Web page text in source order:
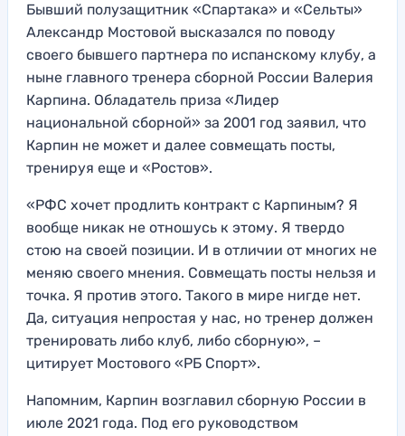
Бывший полузащитник «Спартака» и «Сельты»
Александр Мостовой высказался по поводу
своего бывшего партнера по испанскому клубу, а
ныне главного тренера сборной России Валерия
Карпина. Обладатель приза «Лидер
национальной сборной» за 2001 год заявил, что
Карпин не может и далее совмещать посты,
тренируя еще и «Ростов».
«РФС хочет продлить контракт с Карпиным? Я
вообще никак не отношусь к этому. Я твердо
стою на своей позиции. И в отличии от многих не
меняю своего мнения. Совмещать посты нельзя и
точка. Я против этого. Такого в мире нигде нет.
Да, ситуация непростая у нас, но тренер должен
тренировать либо клуб, либо сборную», –
цитирует Мостового «РБ Спорт».
Напомним, Карпин возглавил сборную России в
июле 2021 года. Под его руководством